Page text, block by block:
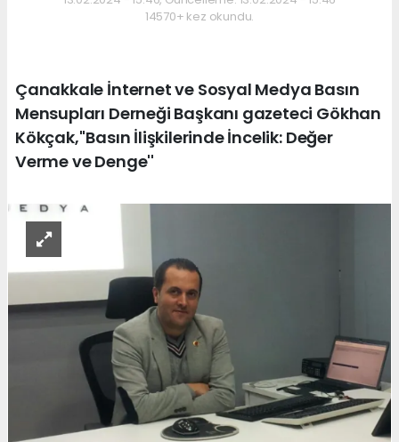
14570+ kez okundu.
Çanakkale İnternet ve Sosyal Medya Basın
Mensupları Derneği Başkanı gazeteci Gökhan
Kökçak,''Basın İlişkilerinde İncelik: Değer
Verme ve Denge''